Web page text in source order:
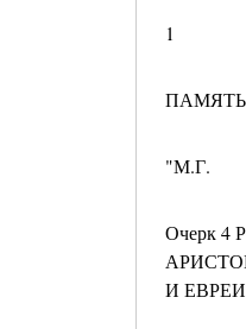
1
"М.Г.
Очерк
И ЕВРЕИ